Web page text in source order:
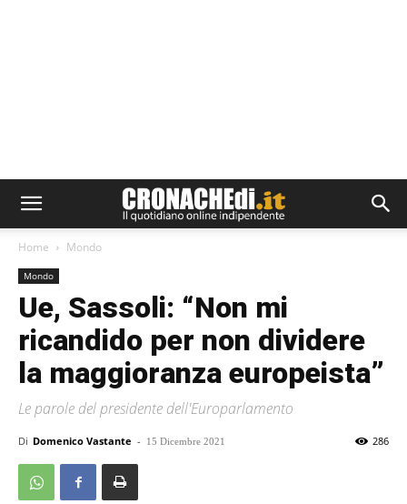
Home Mondo
Mondo
Ue, Sassoli: “Non mi
ricandido per non dividere
la maggioranza europeista”
Le parole del presidente dell'Europarlamento
Di Domenico Vastante - 15 Dicembre 2021 286